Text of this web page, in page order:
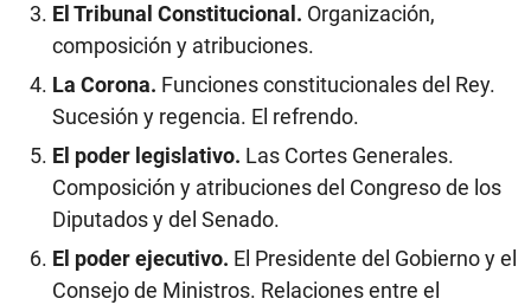
El Tribunal Constitucional. Organización,
composición y atribuciones.
La Corona. Funciones constitucionales del Rey.
Sucesión y regencia. El refrendo.
El poder legislativo. Las Cortes Generales.
Composición y atribuciones del Congreso de los
Diputados y del Senado.
El poder ejecutivo. El Presidente del Gobierno y el
Consejo de Ministros. Relaciones entre el